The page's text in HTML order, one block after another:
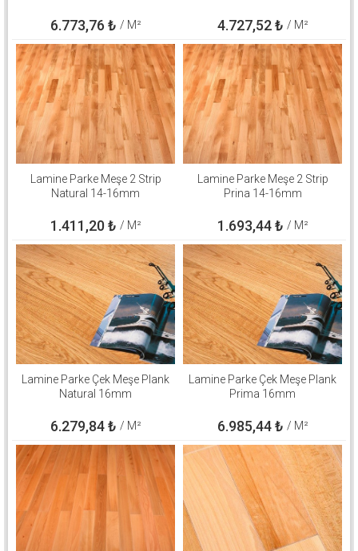
6.773,76 ₺ / M² 4.727,52₺ / M²
Lamine Parke Meşe 2 Strip
Natural 14-16mm
1.411,20₺ / M²
Lamine Parke Meşe 2 Strip
Prina 14-16mm
1.693,44₺ / M²
Lamine Parke Çek Meşe Plank
Natural 16mm
6.279,84₺ / M²
Lamine Parke Çek Meşe Plank
Prima 16mm
6.985,44₺ / M²